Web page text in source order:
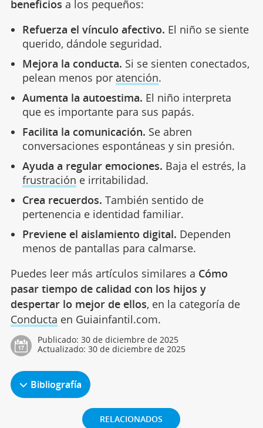
beneficios a los pequeños:
Refuerza el vínculo afectivo. El niño se siente
querido, dándole seguridad.
Mejora la conducta. Si se sienten conectados,
pelean menos por atención.
Aumenta la autoestima. El niño interpreta
que es importante para sus papás.
Facilita la comunicación. Se abren
conversaciones espontáneas y sin presión.
Ayuda a regular emociones. Baja el estrés, la
frustración e irritabilidad.
Crea recuerdos. También sentido de
pertenencia e identidad familiar.
Previene el aislamiento digital. Dependen
menos de pantallas para calmarse.
Puedes leer más artículos similares a Cómo
pasar tiempo de calidad con los hijos y
despertar lo mejor de ellos, en la categoría de
Conducta en Guiainfantil.com.
Publicado: 30 de diciembre de 2025
Actualizado: 30 de diciembre de 2025
Bibliografía
RELACIONADOS